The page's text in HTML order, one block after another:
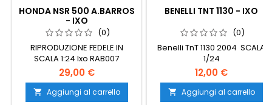
HONDA NSR 500 A.BARROS
- IXO
(0)
RIPRODUZIONE FEDELE IN
SCALA 1:24 Ixo RAB007
29,00 €
 Aggiungi al carrello
BENELLI TNT 1130 - IXO
(0)
Benelli TnT 1130 2004 SCALA
1/24
12,00 €
 Aggiungi al carrello